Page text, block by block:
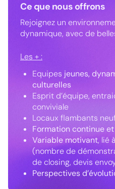
Ce que nous offrons
Rejoignez un
dynamique, avec de
Les + :
Equipes jeunes,
culturelles
Esprit d’équipe,
conviviale
Locaux flambants
Formation continue
Variable motivant, lié
(nombre de
de closing, devis
Perspectives